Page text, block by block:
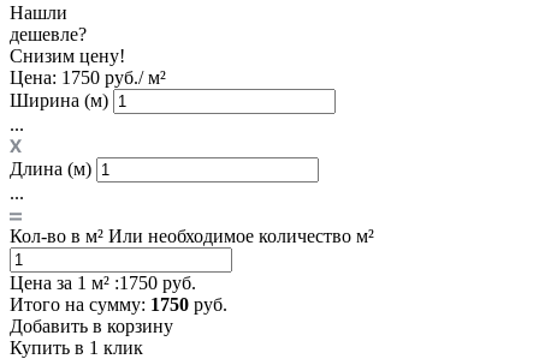
Нашли
дешевле?
Снизим цену!
Цена: 1750 руб./ м²
Ширина (м)
...
Длина (м)
...
Кол-во в м² Или необходимое количество м²
Цена за 1 м² :1750 руб.
Итого на сумму: 1750 руб.
Добавить в корзину
Купить в 1 клик